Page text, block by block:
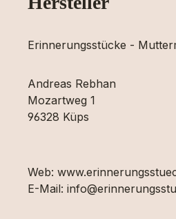
Erinnerungsstücke -
Andreas Rebhan
Mozartweg 1
96328 Küps
Web:
E-Mail: